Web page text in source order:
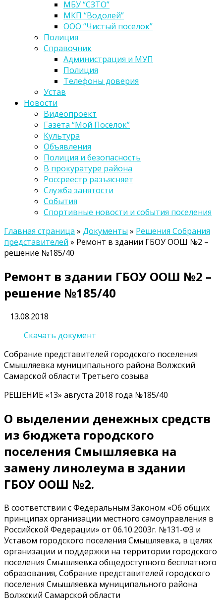
МБУ “СЗТО”
МКП “Водолей”
ООО “Чистый поселок”
Полиция
Справочник
Администрация и МУП
Полиция
Телефоны доверия
Устав
Новости
Видеопроект
Газета “Мой Поселок”
Культура
Объявления
Полиция и безопасность
В прокуратуре района
Россреестр разъясняет
Служба занятости
События
Спортивные новости и события поселения
Главная страница » Документы » Решения Собрания
представителей » Ремонт в здании ГБОУ ООШ №2 –
решение №185/40
Ремонт в здании ГБОУ ООШ №2 –
решение №185/40
13.08.2018
Скачать документ
Собрание представителей городского поселения
Смышляевка муниципального района Волжский
Самарской области Третьего созыва
РЕШЕНИЕ «13» августа 2018 года №185/40
О выделении денежных средств
из бюджета городского
поселения Смышляевка на
замену линолеума в здании
ГБОУ ООШ №2.
В соответствии с Федеральным Законом «Об общих
принципах организации местного самоуправления в
Российской Федерации» от 06.10.2003г. №131-ФЗ и
Уставом городского поселения Смышляевка, в целях
организации и поддержки на территории городского
поселения Смышляевка общедоступного бесплатного
образования, Собрание представителей городского
поселения Смышляевка муниципального района
Волжский Самарской области